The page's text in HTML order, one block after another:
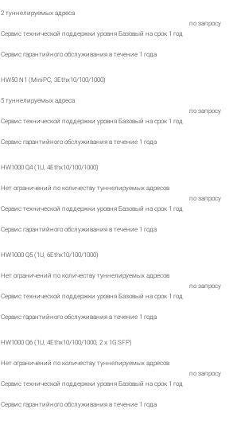
2 туннелируемых адреса
Сервис технической поддержки уровня Базовый на срок 1 год
Сервис гарантийного обслуживания в течение 1 года
по запросу
HW50 N1 (MiniPC, 3Ethx10/100/1000)
5 туннелируемых адреса
Сервис технической поддержки уровня Базовый на срок 1 год
Сервис гарантийного обслуживания в течение 1 года
по запросу
HW1000 Q4 (1U, 4Ethx10/100/1000)
Нет ограничений по количеству туннелируемых адресов
Сервис технической поддержки уровня Базовый на срок 1 год
Сервис гарантийного обслуживания в течение 1 года
по запросу
HW1000 Q5 (1U, 6Ethx10/100/1000)
Нет ограничений по количеству туннелируемых адресов
Сервис технической поддержки уровня Базовый на срок 1 год
Сервис гарантийного обслуживания в течение 1 года
по запросу
HW1000 Q6 (1U, 4Ethx10/100/1000, 2 x 1G SFP)
Нет ограничений по количеству туннелируемых адресов
Сервис технической поддержки уровня Базовый на срок 1 год
Сервис гарантийного обслуживания в течение 1 года
по запросу